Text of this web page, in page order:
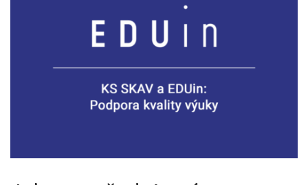
Audit vzdělávacího systému
Všechny analýzy